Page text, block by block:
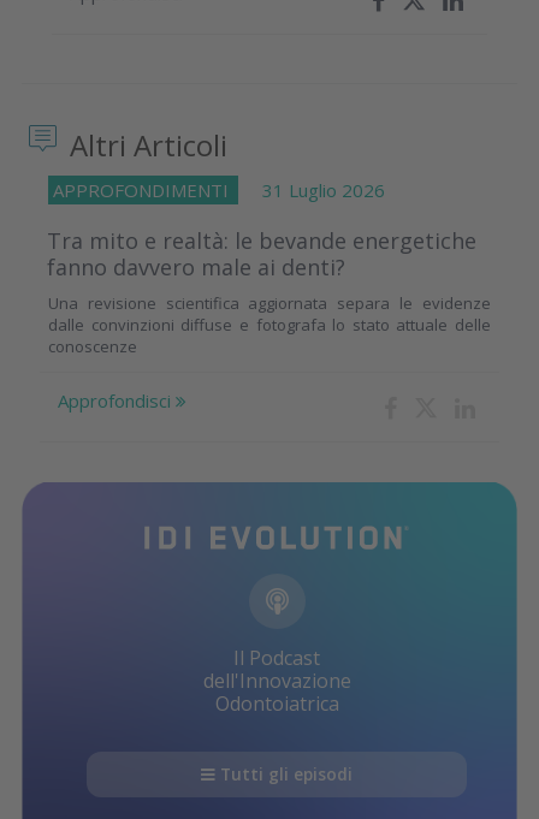
Altri Articoli
APPROFONDIMENTI 31 Luglio 2026
Tra mito e realtà: le bevande energetiche
fanno davvero male ai denti?
Una revisione scientifica aggiornata separa le evidenze
dalle convinzioni diffuse e fotografa lo stato attuale delle
conoscenze
Approfondisci
Il Podcast
dell'Innovazione
Odontoiatrica
Tutti gli episodi